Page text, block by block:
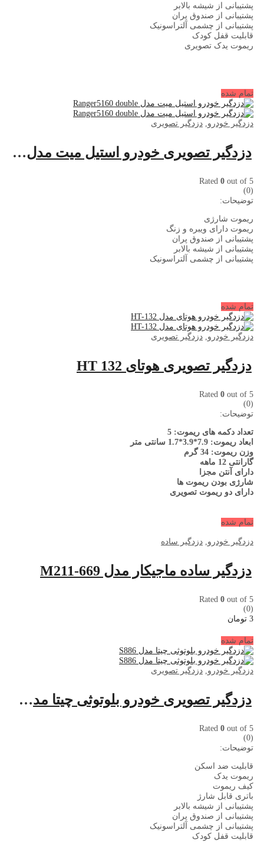
پشتیبانی از شیشه بالابر
پشتیبانی از صندوق پران
پشتیبانی از چشمی آلتراسونیک
قابلیت قفل کودک
ریموت یدک تصویری
تمام شده
دزدگیر خودرو دزدگیر تصویری
دزدگیر تصویری خودرو استیل میت مدل Ranger5160 double
Rated 0 out of 5
(0)
توضیحات:
ریموت شارژی
ریموت دارای ویبره و زنگ
پشتیبانی از صندوق پران
پشتیبانی از شیشه بالابر
پشتیبانی از چشمی آلتراسونیک
تمام شده
دزدگیر خودرو دزدگیر تصویری
دزدگیر تصویری هوتای HT 132
Rated 0 out of 5
(0)
توضیحات:
تعداد دکمه های ریموت: 5
ابعاد ریموت: 7.9*3.9*1.7 سانتی متر
وزن ریموت: 34 گرم
گارانتی 12 ماهه
دارای آنتن مجزا
شارژی بودن ریموت ها
دارای دو ریموت تصویری
تمام شده
دزدگیر خودرو دزدگیر ساده
دزدگیر ساده ماجیکار مدل M211-669
Rated 0 out of 5
(0)
3 تومان
تمام شده
دزدگیر خودرو دزدگیر تصویری
دزدگیر تصویری خودرو بلوتوثی چیتا مدل S886
Rated 0 out of 5
(0)
توضیحات:
قابلیت ضد اسکن
ریموت یدک
کیف ریموت
باتری قابل شارژ
پشتیبانی از شیشه بالابر
پشتیبانی از صندوق پران
پشتیبانی از چشمی آلتراسونیک
قابلیت قفل کودک